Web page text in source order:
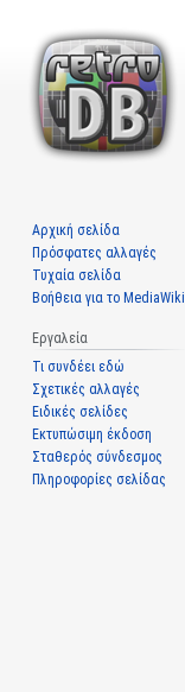
Αρχική σελίδα
Πρόσφατες αλλαγές
Τυχαία σελίδα
Βοήθεια για το MediaWiki
Εργαλεία
Τι συνδέει εδώ
Σχετικές αλλαγές
Ειδικές σελίδες
Εκτυπώσιμη έκδοση
Σταθερός σύνδεσμος
Πληροφορίες σελίδας